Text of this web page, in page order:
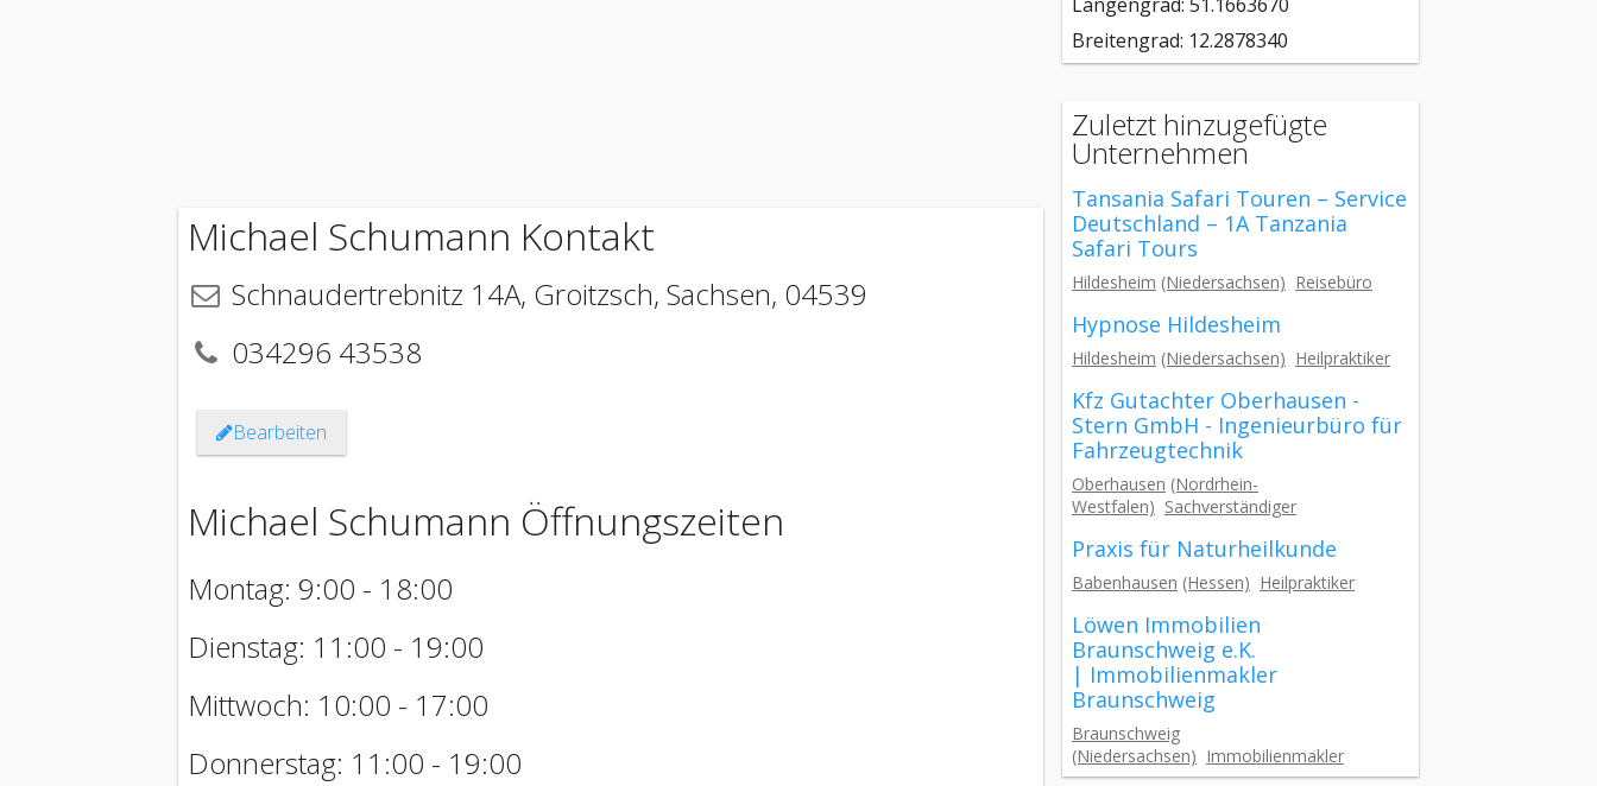
Michael Schumann Kontakt
Schnaudertrebnitz 14A, Groitzsch, Sachsen, 04539
034296 43538
Bearbeiten
Michael Schumann Öffnungszeiten
Montag: 9:00 - 18:00
Dienstag: 11:00 - 19:00
Mittwoch: 10:00 - 17:00
Donnerstag: 11:00 - 19:00
Breitengrad: 12.2878340
Zuletzt hinzugefügte
Unternehmen
Tansania Safari Touren – Service
Deutschland – 1A Tanzania
Safari Tours
Hildesheim (Niedersachsen) Reisebüro
Hypnose Hildesheim
Hildesheim (Niedersachsen) Heilpraktiker
Kfz Gutachter Oberhausen -
Stern GmbH - Ingenieurbüro für
Fahrzeugtechnik
Oberhausen (Nordrhein-
Westfalen) Sachverständiger
Praxis für Naturheilkunde
Babenhausen (Hessen) Heilpraktiker
Löwen Immobilien
Braunschweig e.K.
| Immobilienmakler
Braunschweig
Braunschweig
(Niedersachsen) Immobilienmakler